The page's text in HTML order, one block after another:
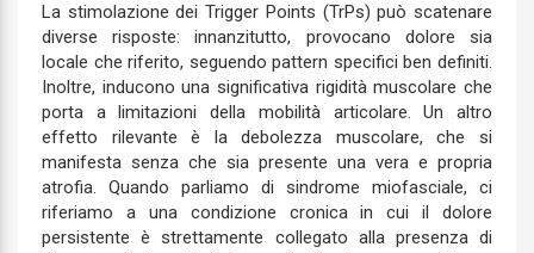
La stimolazione dei Trigger Points (TrPs) può scatenare
diverse risposte: innanzitutto, provocano dolore sia
locale che riferito, seguendo pattern specifici ben definiti.
Inoltre, inducono una significativa rigidità muscolare che
porta a limitazioni della mobilità articolare. Un altro
effetto rilevante è la debolezza muscolare, che si
manifesta senza che sia presente una vera e propria
atrofia. Quando parliamo di sindrome miofasciale, ci
riferiamo a una condizione cronica in cui il dolore
persistente è strettamente collegato alla presenza di